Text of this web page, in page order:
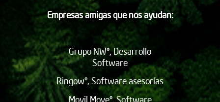
Empresas amigas que nos ayudan:
Grupo NW®, Desarrollo
Software
Ringow®, Software asesorías
Movil Move®, Software